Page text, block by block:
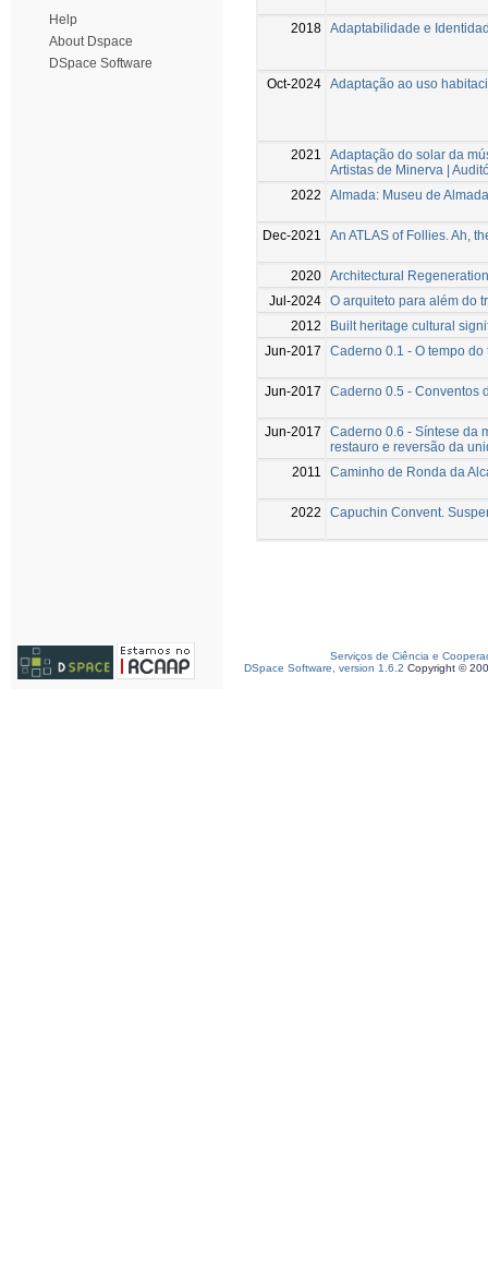
Help
About Dspace
DSpace Software
2018 Adaptabilidade e
Oct-2024 Adaptação ao uso
2021
Adaptação do solar da
Artistas de Minerva |
2022
Almada: Museu de
Dec-2021 An ATLAS of Follies. Ah,
2020 Architectural
Jul-2024 O arquiteto para além do
2012
Built heritage cultural
Jun-2017
Caderno 0.1 - O tempo
Jun-2017 Caderno 0.5 - Conventos
Jun-2017
Caderno 0.6 - Síntese da
restauro e reversão da
2011
Caminho de Ronda da
2022 Capuchin Convent.
Serviços de Ciência e
DSpace Software, version 1.6.2 Copyright ©